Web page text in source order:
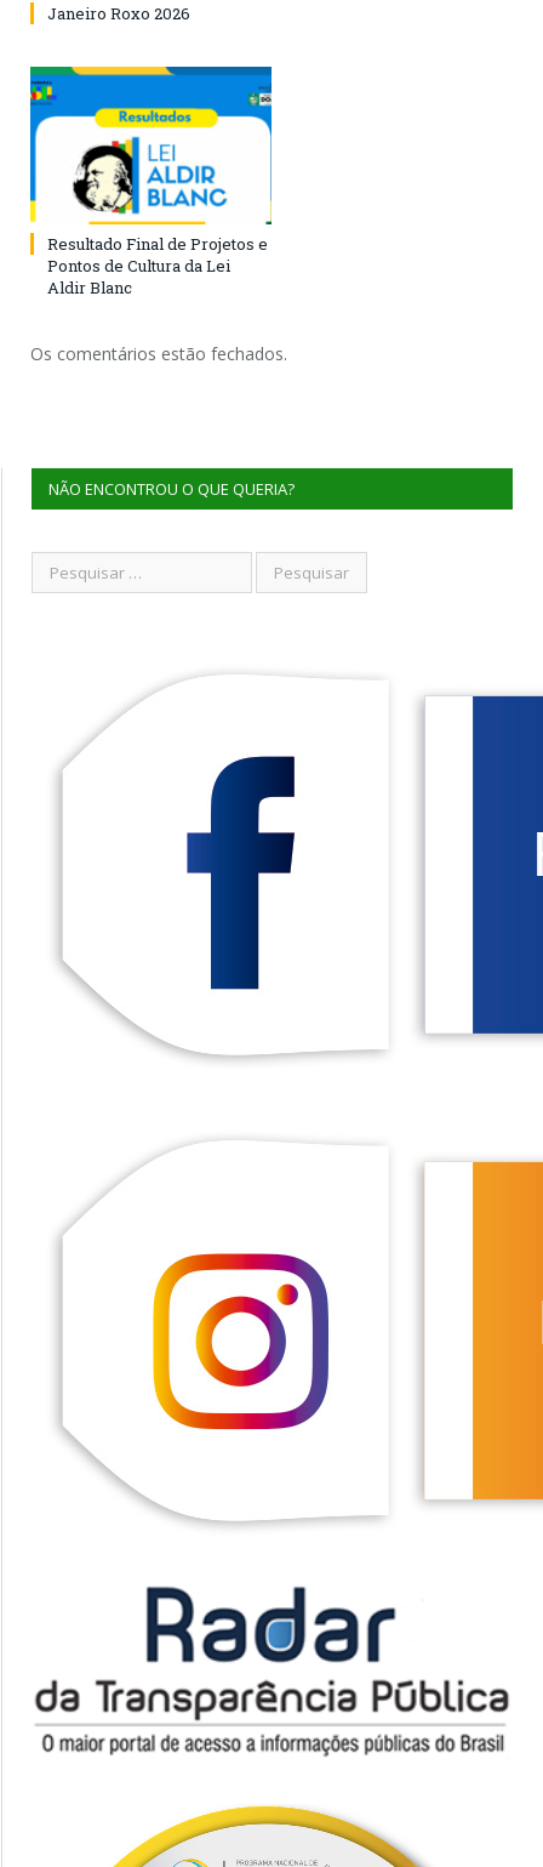
Janeiro Roxo 2026
Resultado Final de Projetos e
Pontos de Cultura da Lei
Aldir Blanc
Os comentários estão fechados.
NÃO ENCONTROU O QUE QUERIA?